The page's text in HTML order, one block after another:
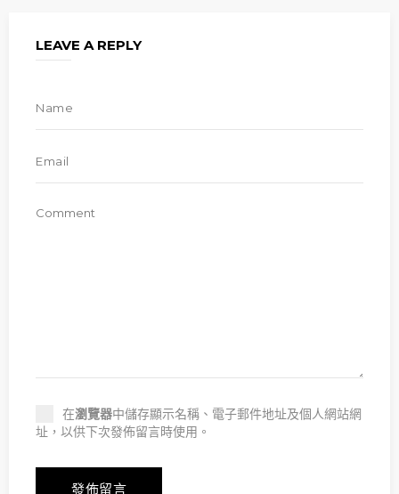
LEAVE A REPLY
在瀏覽器中儲存顯示名稱、電子郵件地址及個人網站網
址，以供下次發佈留言時使用。